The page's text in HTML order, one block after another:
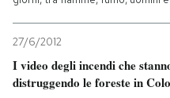
27/6/2012
I video degli incendi che
distruggendo le foreste in